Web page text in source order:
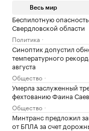
Весь мир
Беспилотную
Свердловской области
Политика
Синоптик допустил
температурного
августа
Общество
Умерла заслуженный
фехтованию Фаина
Общество
Минтранс предложил
от БПЛА за счет